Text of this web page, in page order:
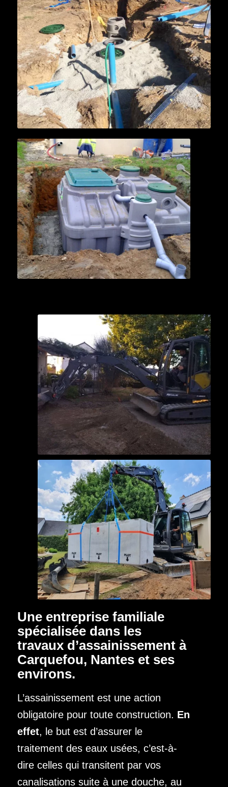
Une entreprise familiale
spécialisée dans les
travaux d’assainissement à
Carquefou, Nantes et ses
environs.
L’assainissement est une action
obligatoire pour toute construction. En
effet, le but est d’assurer le
traitement des eaux usées, c’est-à-
dire celles qui transitent par vos
canalisations suite à une douche, au